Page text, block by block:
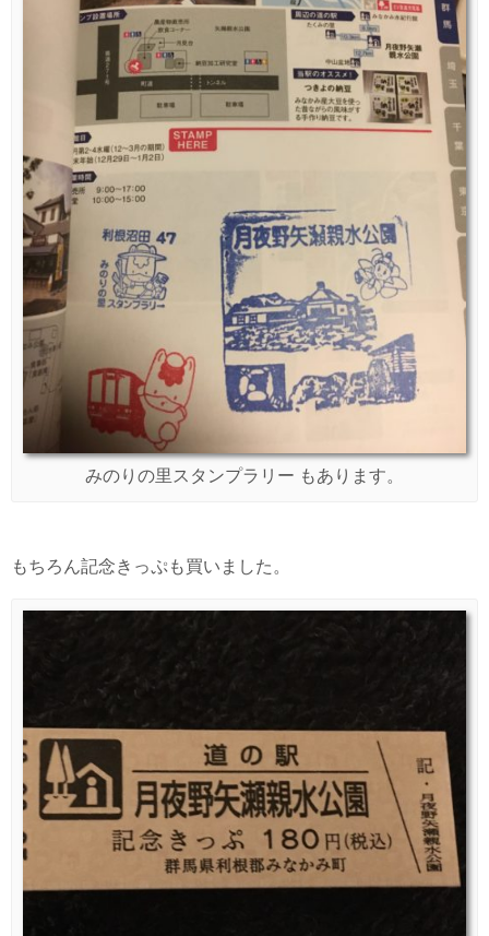
みのりの里スタンプラリー もあります。
もちろん記念きっぷも買いました。